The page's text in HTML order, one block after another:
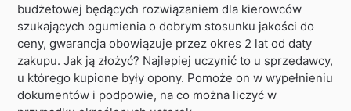
budżetowej będących rozwiązaniem dla kierowców
szukających ogumienia o dobrym stosunku jakości do
ceny, gwarancja obowiązuje przez okres 2 lat od daty
zakupu. Jak ją złożyć? Najlepiej uczynić to u sprzedawcy,
u którego kupione były opony. Pomoże on w wypełnieniu
dokumentów i podpowie, na co można liczyć w